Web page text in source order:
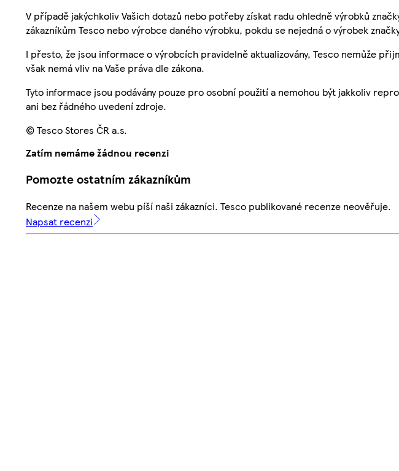
V případě jakýchkoliv Vašich dotazů nebo potřeby získat radu ohledně výrobků
zákazníkům Tesco nebo výrobce daného výrobku, pokdu se nejedná o výrobek
I přesto, že jsou informace o výrobcích pravidelně aktualizovány, Tesco nemůže
však nemá vliv na Vaše práva dle zákona.
Tyto informace jsou podávány pouze pro osobní použití a nemohou být jakkoliv
ani bez řádného uvedení zdroje.
© Tesco Stores ČR a.s.
Zatím nemáme žádnou recenzi
Pomozte ostatním zákazníkům
Recenze na našem webu píší naši zákazníci. Tesco publikované recenze neověřuje.
Napsat recenzi